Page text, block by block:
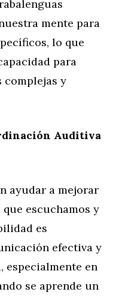
mente para
lo que
para
complejas y
Auditiva
ayudar a mejorar
escuchamos y
es
efectiva y
especialmente en
se aprende un